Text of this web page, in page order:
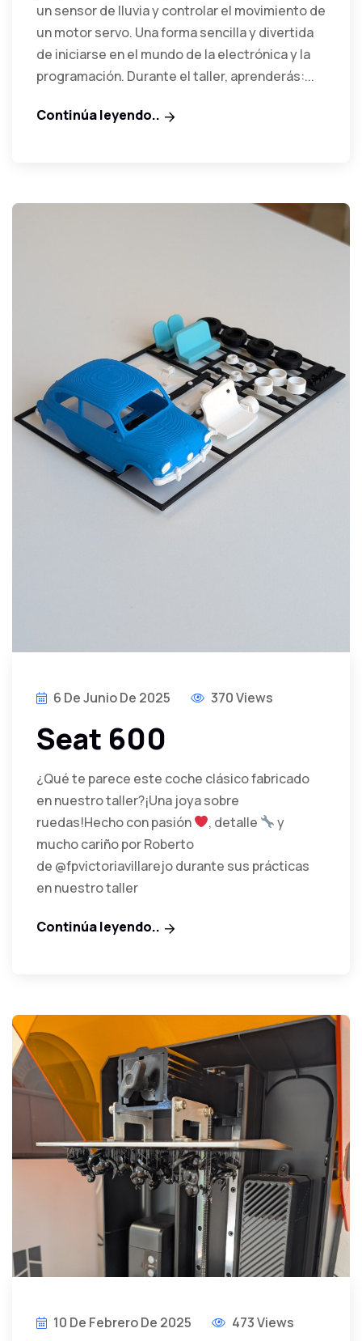
un sensor de lluvia y controlar el movimiento de
un motor servo. Una forma sencilla y divertida
de iniciarse en el mundo de la electrónica y la
programación. Durante el taller, aprenderás:...
Continúa leyendo..
6 De Junio De 2025 370 Views
Seat 600
¿Qué te parece este coche clásico fabricado
en nuestro taller?¡Una joya sobre
ruedas!Hecho con pasión
, detalle
y
mucho cariño por Roberto
de @fpvictoriavillarejo durante sus prácticas
en nuestro taller
Continúa leyendo..
10 De Febrero De 2025 473 Views